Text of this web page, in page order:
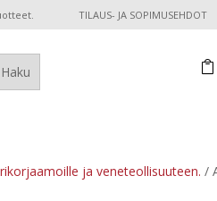
TILAUS- JA SOPIMUSEHDOT
ja veneteollisuuteen. /